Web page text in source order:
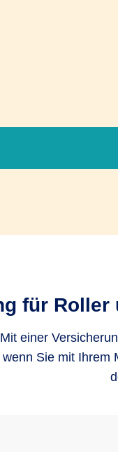
für Roller
Mit einer
wenn Sie mit Ihrem